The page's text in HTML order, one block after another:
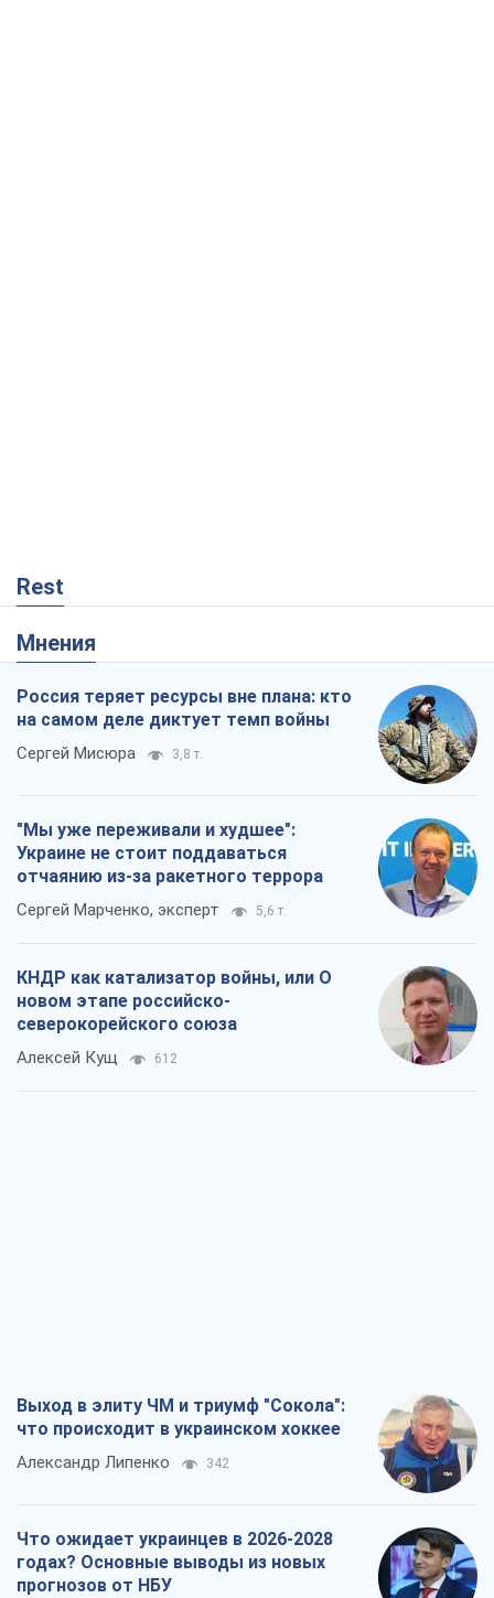
Rest
Мнения
Россия теряет ресурсы вне плана: кто
на самом деле диктует темп войны
Сергей Мисюра 3,8 т.
"Мы уже переживали и худшее":
Украине не стоит поддаваться
отчаянию из-за ракетного террора
Сергей Марченко, эксперт 5,6 т.
КНДР как катализатор войны, или О
новом этапе российско-
северокорейского союза
Алексей Кущ 612
Выход в элиту ЧМ и триумф "Сокола":
что происходит в украинском хоккее
Александр Липенко 342
Что ожидает украинцев в 2026-2028
годах? Основные выводы из новых
прогнозов от НБУ